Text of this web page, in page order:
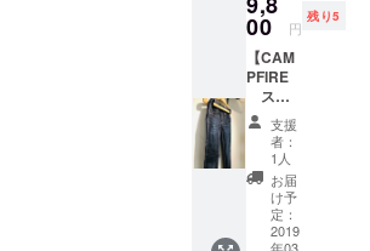
い。
うCO-
FUKU
の企画
会議(2‐
3時間程
度)に参
加いた
だけま
す。
(2019年
3月～4
月を予
00 円
残り5
【CAM
PFIRE
スペ
シャ
ル】
Denim
Pants（
クロ
ス・デ
支援
者：
1人
お届
け予
定：
2019